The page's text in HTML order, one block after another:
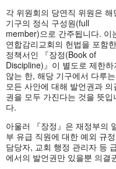
각 위원회의 당연직 위원은 해
기구의 정식 구성원(full
member)으로 간주됩니다. 이
연합감리교회의 헌법을 포함한
정책서인 『장정(Book of
Discipline)』이 별도로 제한하
않는 한, 해당 기구에서 다루는
모든 사안에 대해 발언권과 의
권을 모두 가진다는 것을 뜻입
다.
아울러 『장정』은 재정부의
부 유급 직원에 대한 예외 규
담당자, 교회 행정 관리자 등
에서의 발언권만 있을뿐 의결